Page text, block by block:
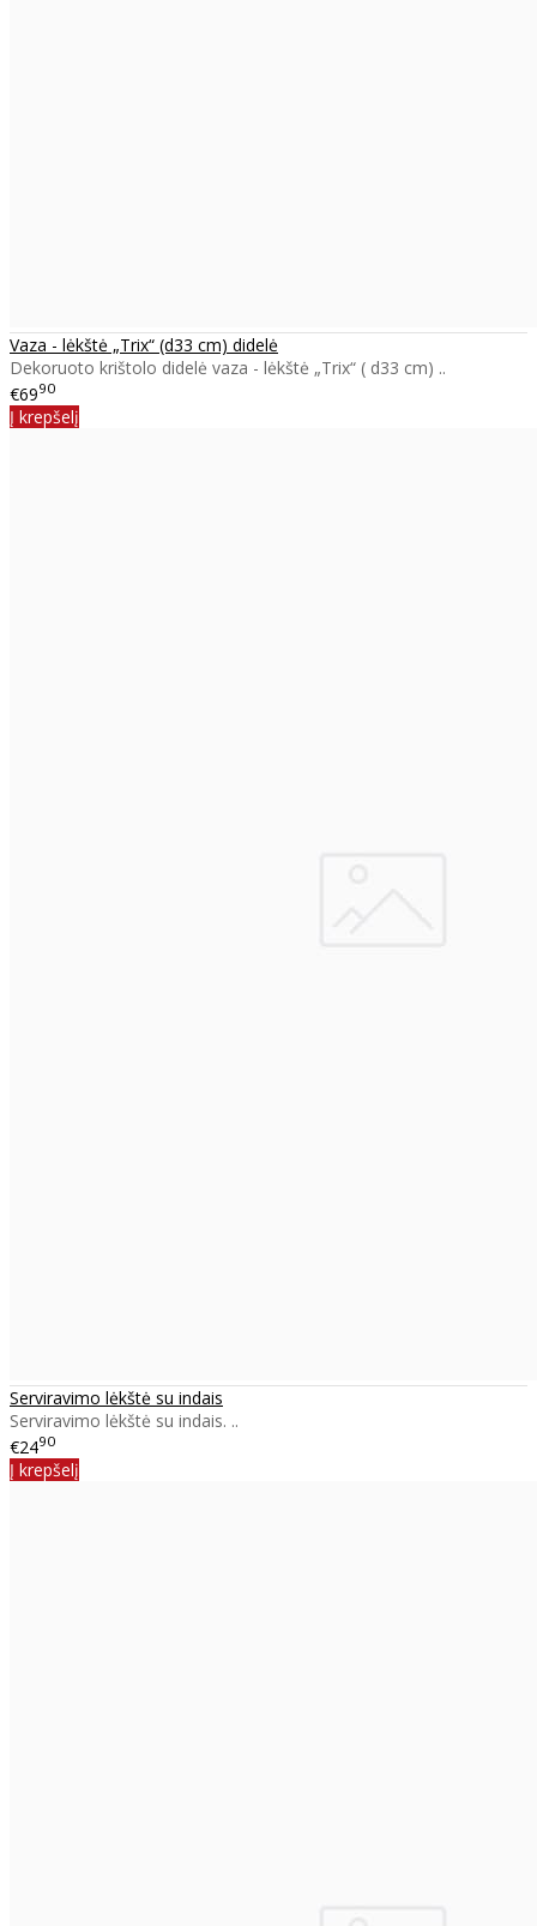
Vaza - lėkštė „Trix“ (d33 cm) didelė
Dekoruoto krištolo didelė vaza - lėkštė „Trix“ ( d33 cm) ..
€6990
Į krepšelį
Serviravimo lėkštė su indais
Serviravimo lėkštė su indais. ..
€2490
Į krepšelį